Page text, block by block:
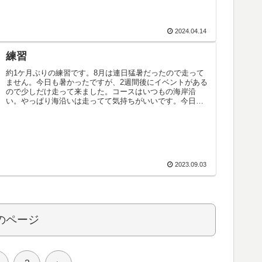
2024.04.14
練習
約1ケ月ぶりの練習です。8月は連日猛暑だったので走って
ません。今日も暑かったですが、2週間後にイベントがある
ので少しだけ走って来ました。コースはいつもの海岸沿
い。やっぱり海沿いは走ってて気持ちがいいです。今日の
2023.09.03
ページ